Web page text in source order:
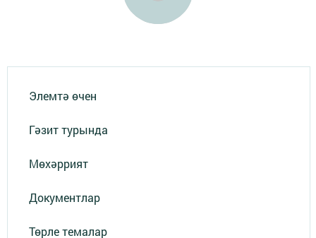
Элемтә өчен
Гәзит турында
Мөхәррият
Документлар
Төрле темалар